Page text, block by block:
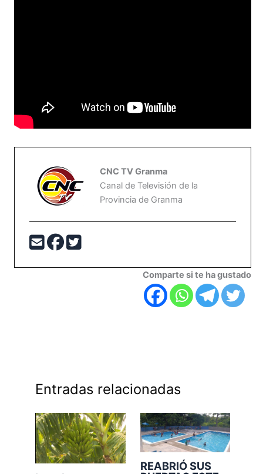
CNC TV Granma
Canal de Televisión de la
Provincia de Granma
Comparte si te ha gustado
Entradas relacionadas
REABRIÓ SUS